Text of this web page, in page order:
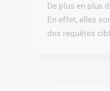
De plus en plus
En effet, elles
des requêtes